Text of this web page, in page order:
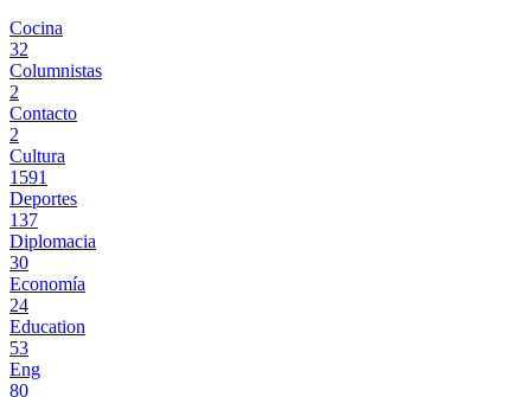
Cocina
32
Columnistas
2
Contacto
2
Cultura
1591
Deportes
137
Diplomacia
30
Economía
24
Education
53
Eng
80